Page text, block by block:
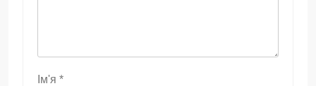
Ім'я *